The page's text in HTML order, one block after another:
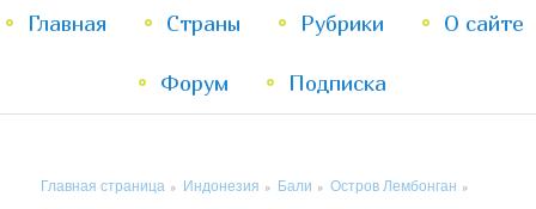
меню
Перейти
к
Перейти
к
Главная Страны Рубрики О сайте
Форум Подписка
Главная страница » Индонезия » Бали »Остров Лембонган »